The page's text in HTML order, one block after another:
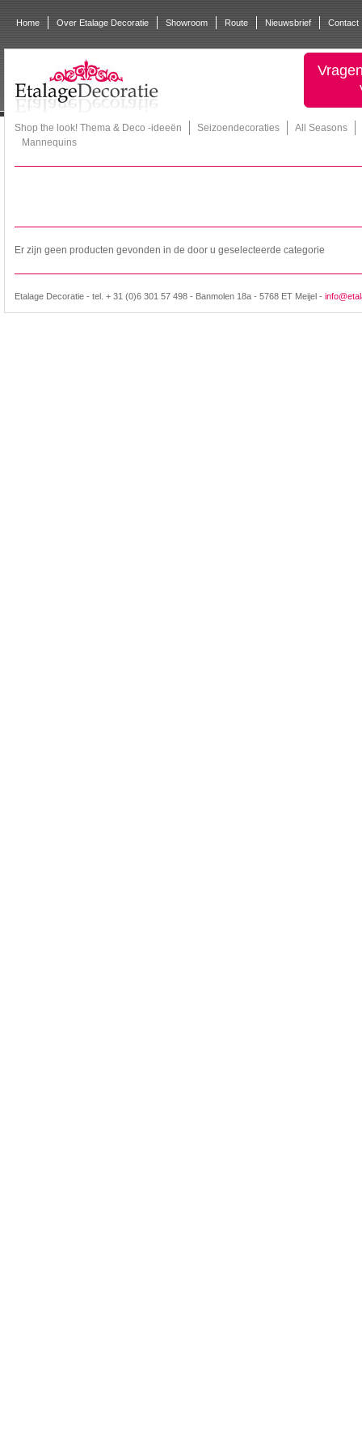
Home Over Etalage Decoratie Showroom Route Nieuwsbrief Contact
Shop the look! Thema & Deco -ideeën Seizoendecoraties
All Seasons
Mannequins
Er zijn geen producten gevonden in de door u geselecteerde categorie
Etalage Decoratie - tel. + 31 (0)6 301 57 498 - Banmolen 18a - 5768 ET Meijel -